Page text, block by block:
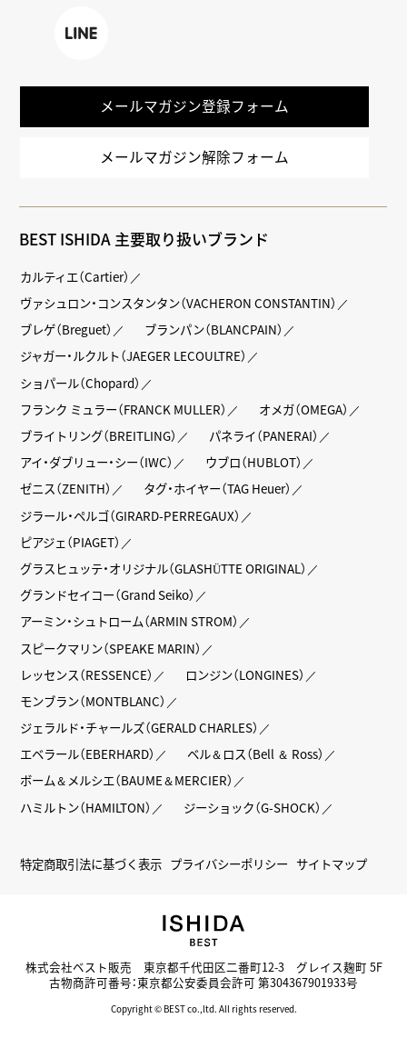
メールマガジン登録フォーム
メールマガジン解除フォーム
BEST ISHIDA 主要取り扱いブランド
カルティエ（Cartier）
ヴァシュロン・コンスタンタン（VACHERON CONSTANTIN）
ブレゲ（Breguet）
ブランパン（BLANCPAIN）
ジャガー・ルクルト（JAEGER LECOULTRE）
ショパール（Chopard）
フランク ミュラー（FRANCK MULLER）
オメガ（OMEGA）
ブライトリング（BREITLING）
パネライ（PANERAI）
アイ・ダブリュー・シー（IWC）
ウブロ（HUBLOT）
ゼニス（ZENITH）
タグ・ホイヤー（TAG Heuer）
ジラール・ペルゴ（GIRARD-PERREGAUX）
ピアジェ（PIAGET）
グラスヒュッテ・オリジナル（GLASHÜTTE ORIGINAL）
グランドセイコー（Grand Seiko）
アーミン・シュトローム（ARMIN STROM）
スピークマリン（SPEAKE MARIN）
レッセンス（RESSENCE）
ロンジン（LONGINES）
モンブラン（MONTBLANC）
ジェラルド・チャールズ（GERALD CHARLES）
エベラール（EBERHARD）
ベル＆ロス（Bell ＆ Ross）
ボーム＆メルシエ（BAUME＆MERCIER）
ハミルトン（HAMILTON）
ジーショック（G-SHOCK）
特定商取引法に基づく表示 プライバシーポリシー サイトマップ
株式会社ベスト販売 東京都千代田区二番町12-3 グレイス麹町 5F
古物商許可番号：東京都公安委員会許可 第304367901933号
Copyright © BEST co.,ltd. All rights reserved.